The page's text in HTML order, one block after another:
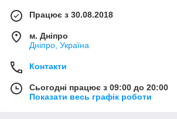
Працює з 30.08.2018
м. Дніпро
Дніпро, Україна
Контакти
Сьогодні працює з 09:00 до 20:00
Показати весь графік роботи